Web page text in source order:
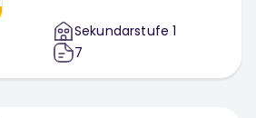
Sekundarstufe 1
7